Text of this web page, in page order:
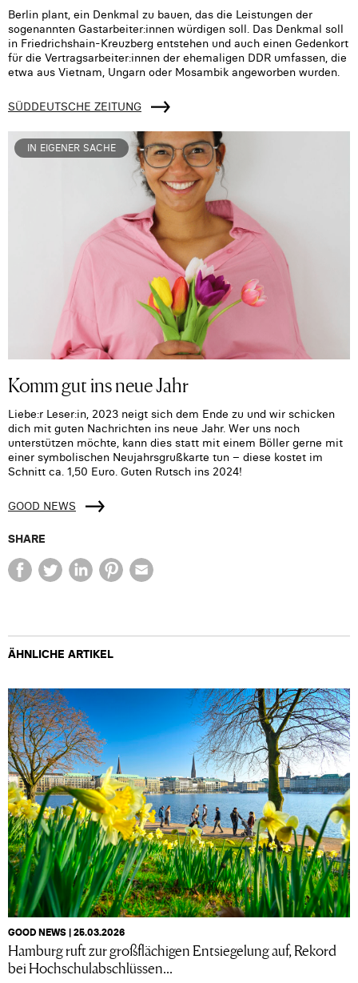
Berlin plant, ein Denkmal zu bauen, das die Leistungen der
sogenannten Gastarbeiter:innen würdigen soll. Das Denkmal soll
in Friedrichshain-Kreuzberg entstehen und auch einen Gedenkort
für die Vertragsarbeiter:innen der ehemaligen DDR umfassen, die
etwa aus Vietnam, Ungarn oder Mosambik angeworben wurden.
SÜDDEUTSCHE ZEITUNG
IN EIGENER SACHE
Komm gut ins neue Jahr
Liebe:r Leser:in, 2023 neigt sich dem Ende zu und wir schicken
dich mit guten Nachrichten ins neue Jahr. Wer uns noch
unterstützen möchte, kann dies statt mit einem Böller gerne mit
einer symbolischen Neujahrsgrußkarte tun – diese kostet im
Schnitt ca. 1,50 Euro. Guten Rutsch ins 2024!
GOOD NEWS
SHARE
ÄHNLICHE ARTIKEL
GOOD NEWS | 25.03.2026
Hamburg ruft zur großflächigen Entsiegelung auf, Rekord
bei Hochschulabschlüssen...